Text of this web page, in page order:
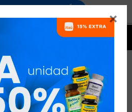

QUALIVITS
RECOMENDADOS